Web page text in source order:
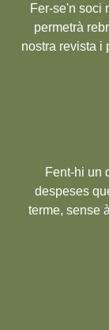
Fer-se'n soci
permetrà
nostra revista i
Fent-hi un
despeses
terme, sense